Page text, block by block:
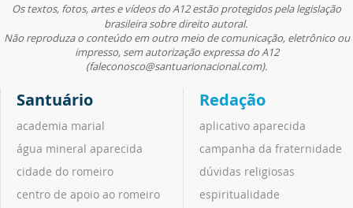
Os textos, fotos, artes e vídeos do A12 estão protegidos pela legislação
brasileira sobre direito autoral.
Não reproduza o conteúdo em outro meio de comunicação, eletrônico ou
impresso, sem autorização expressa do A12
(faleconosco@santuarionacional.com).
Santuário
academia marial
água mineral aparecida
cidade do romeiro
centro de apoio ao romeiro
Redação
aplicativo aparecida
campanha da fraternidade
dúvidas religiosas
espiritualidade